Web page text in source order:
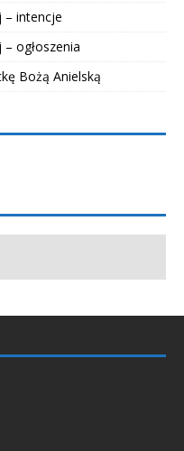
– intencje
ogłoszenia
Bożą Anielską